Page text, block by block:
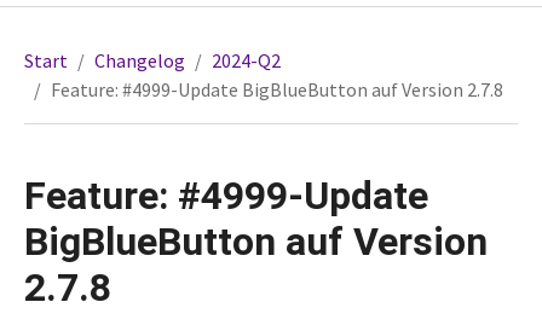
Start Changelog
2024-Q2
Feature: #4999-Update BigBlueButton auf Version 2.7.8
Feature: #4999-Update
BigBlueButton auf Version
2.7.8